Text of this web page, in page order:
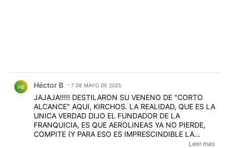
HB Héctor B 7 DE MAYO DE 2025
JAJAJA!!!!! DESTILARON SU VENENO DE "CORTO
ALCANCE" AQUI, KIRCHOS. LA REALIDAD, QUE ES LA
UNICA VERDAD DIJO EL FUNDADOR DE LA
FRANQUICIA, ES QUE AEROLINEAS YA NO PIERDE,
COMPITE (Y PARA ESO ES IMPRESCINDIBLE LA
Leer mas